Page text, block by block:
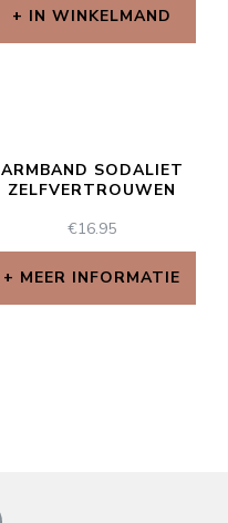
IN WINKELMAND
ARMBAND SODALIET
ZELFVERTROUWEN
€16.95
MEER INFORMATIE